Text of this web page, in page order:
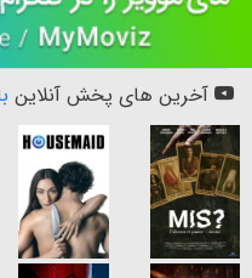
آخرین های پخش آنلاین